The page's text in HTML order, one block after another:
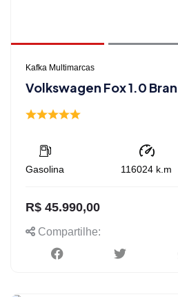
Kafka Multimarcas
Volkswagen Fox 1.0
Gasolina 116024 k.m
R$ 45.990,00
Compartilhe: